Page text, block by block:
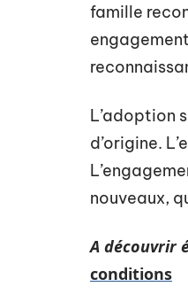
famille
L’adoption
d’origine.
nouveaux,
A découvrir
conditions